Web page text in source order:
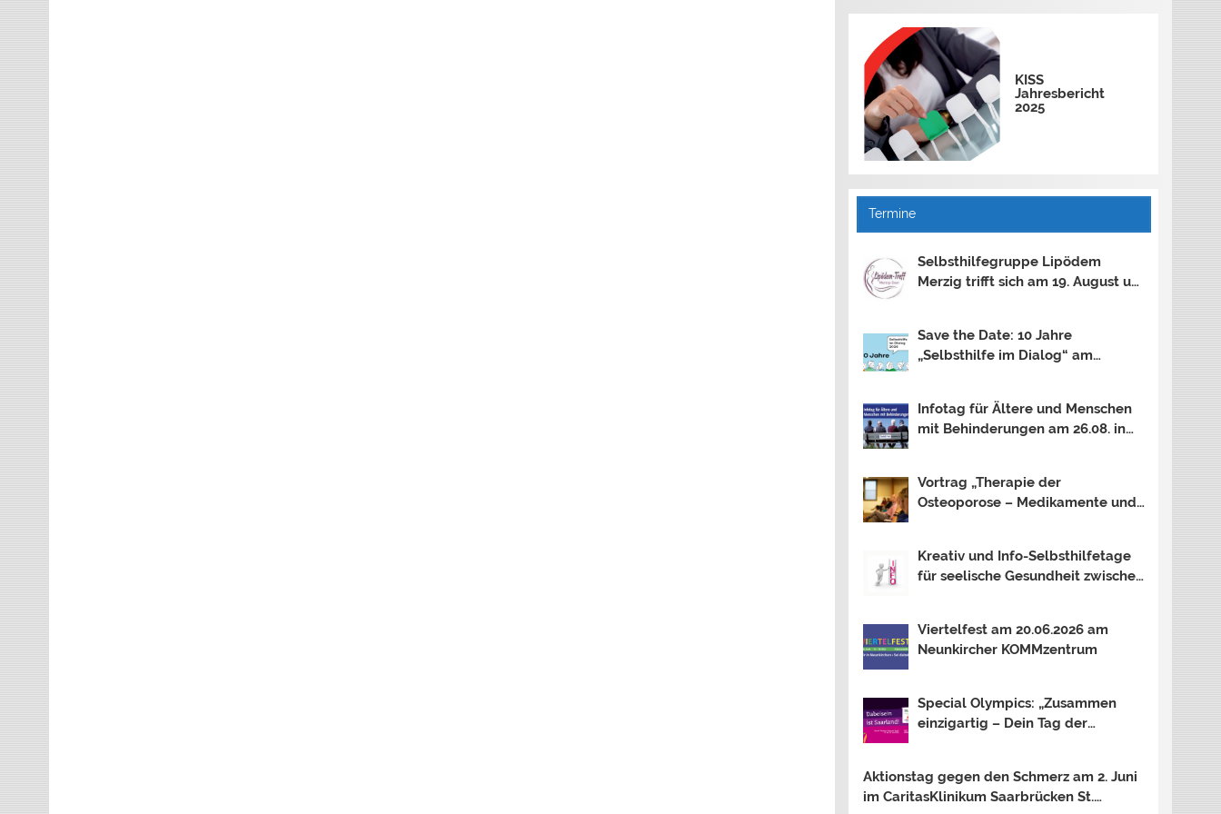
KISS
Jahresbericht
2025
Termine
Selbsthilfegruppe Lipödem
Merzig trifft sich am 19. August um
Save the Date: 10 Jahre
„Selbsthilfe im Dialog“ am
Infotag für Ältere und Menschen
mit Behinderungen am 26.08. in
Vortrag „Therapie der
Osteoporose – Medikamente und
Kreativ und Info-Selbsthilfetage
für seelische Gesundheit zwischen
2026: OUTSIDER – INSIDER?
Viertelfest am 20.06.2026 am
Neunkircher KOMMzentrum
Special Olympics: „Zusammen
einzigartig – Dein Tag der
Aktionstag gegen den Schmerz am 2. Juni
im CaritasKlinikum Saarbrücken St.